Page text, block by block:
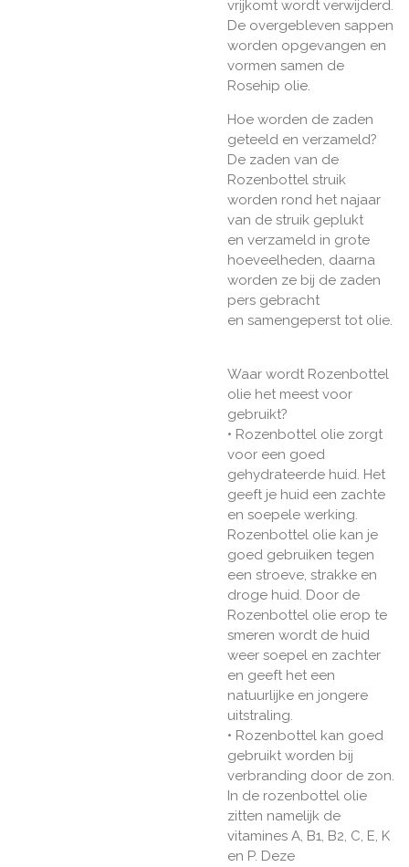
vrijkomt wordt verwijderd.
De overgebleven sappen
worden opgevangen en
vormen samen de
Rosehip olie.
Hoe worden de zaden
geteeld en verzameld?
De zaden van de
Rozenbottel struik
worden rond het najaar
van de struik geplukt
en verzameld in grote
hoeveelheden, daarna
worden ze bij de zaden
pers gebracht
en samengeperst tot olie.
Waar wordt Rozenbottel
olie het meest voor
gebruikt?
• Rozenbottel olie zorgt
voor een goed
gehydrateerde huid. Het
geeft je huid een zachte
en soepele werking.
Rozenbottel olie kan je
goed gebruiken tegen
een stroeve, strakke en
droge huid. Door de
Rozenbottel olie erop te
smeren wordt de huid
weer soepel en zachter
en geeft het een
natuurlijke en jongere
uitstraling.
• Rozenbottel kan goed
gebruikt worden bij
verbranding door de zon.
In de rozenbottel olie
zitten namelijk de
vitamines A, B1, B2, C, E, K
en P. Deze